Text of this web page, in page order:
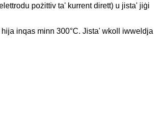
pożittiv ta' kurrent dirett) u jista' jiġi
inqas minn 300°C. Jista' wkoll iwweldja